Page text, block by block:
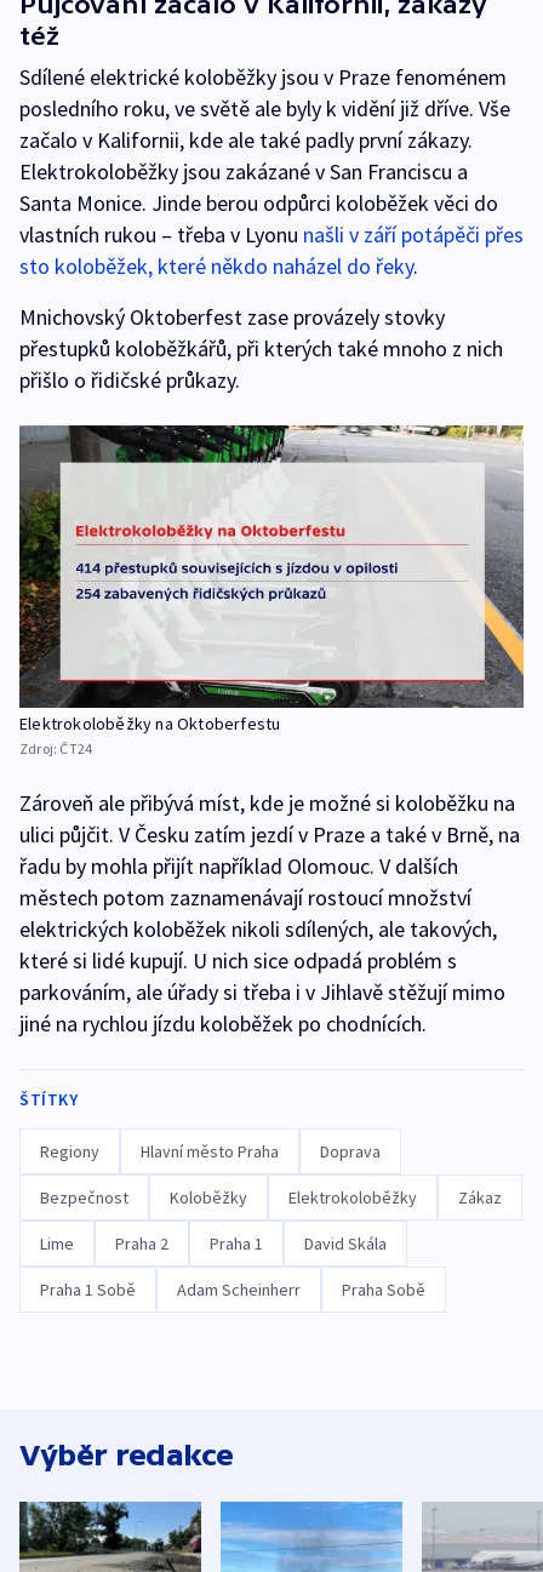
též
Sdílené elektrické koloběžky jsou v Praze fenoménem
posledního roku, ve světě ale byly k vidění již dříve. Vše
začalo v Kalifornii, kde ale také padly první zákazy.
Elektrokoloběžky jsou zakázané v San Franciscu a
Santa Monice. Jinde berou odpůrci koloběžek věci do
vlastních rukou – třeba v Lyonu našli v září potápěči přes
sto koloběžek, které někdo naházel do řeky.
Mnichovský Oktoberfest zase provázely stovky
přestupků koloběžkářů, při kterých také mnoho z nich
přišlo o řidičské průkazy.
Elektrokoloběžky na Oktoberfestu
Zdroj: ČT24
Zároveň ale přibývá míst, kde je možné si koloběžku na
ulici půjčit. V Česku zatím jezdí v Praze a také v Brně, na
řadu by mohla přijít například Olomouc. V dalších
městech potom zaznamenávají rostoucí množství
elektrických koloběžek nikoli sdílených, ale takových,
které si lidé kupují. U nich sice odpadá problém s
parkováním, ale úřady si třeba i v Jihlavě stěžují mimo
jiné na rychlou jízdu koloběžek po chodnících.
ŠTÍTKY
Regiony Hlavní město Praha Doprava
Bezpečnost Koloběžky Elektrokoloběžky Zákaz
Lime Praha 2 Praha 1 David Skála
Praha 1 Sobě Adam Scheinherr Praha Sobě
Výběr redakce